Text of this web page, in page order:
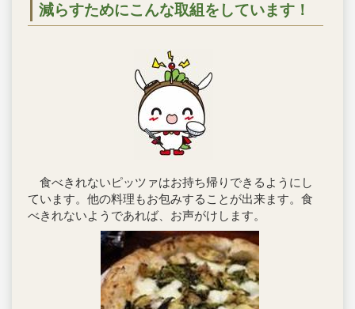
減らすためにこんな取組をしています！
食べきれないピッツァはお持ち帰りできるようにし
ています。他の料理もお包みすることが出来ます。食
べきれないようであれば、お声がけします。